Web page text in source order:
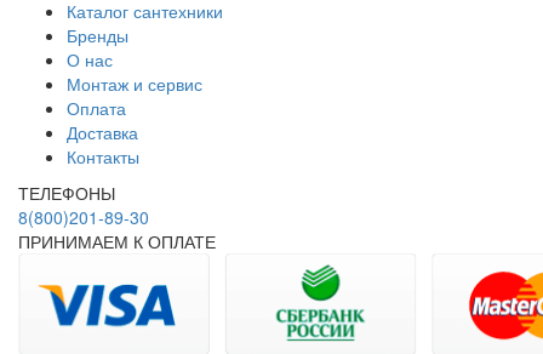
Каталог сантехники
Бренды
О нас
Монтаж и сервис
Оплата
Доставка
Контакты
ТЕЛЕФОНЫ
8(800)201-89-30
ПРИНИМАЕМ К ОПЛАТЕ